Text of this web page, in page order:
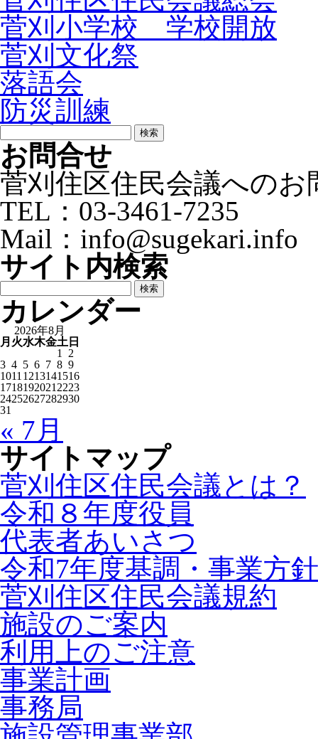
菅刈小学校 学校開放
菅刈文化祭
落語会
防災訓練
検
索:
お問合せ
菅刈住区住民会議への
TEL：03-3461-7235
Mail：info@sugekari.info
サイト内検索
検
索:
カレンダー
2026年8月
月 火水木金土 日
1
2
3 4 5 6 7 8 9
1011 1213141516
1718192021 2223
24252627282930
31
« 7月
サイトマップ
菅刈住区住民会議とは？
令和８年度役員
代表者あいさつ
令和7年度基調・事業方針
菅刈住区住民会議規約
施設のご案内
利用上のご注意
事業計画
事務局